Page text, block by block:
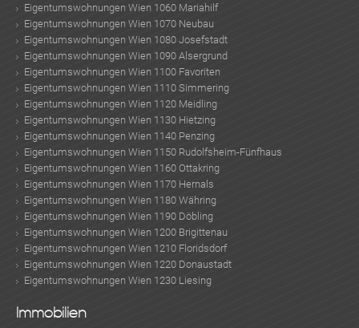
Eigentumswohnungen Wien 1060 Mariahilf
Eigentumswohnungen Wien 1070 Neubau
Eigentumswohnungen Wien 1080 Josefstadt
Eigentumswohnungen Wien 1090 Alsergrund
Eigentumswohnungen Wien 1100 Favoriten
Eigentumswohnungen Wien 1110 Simmering
Eigentumswohnungen Wien 1120 Meidling
Eigentumswohnungen Wien 1130 Hietzing
Eigentumswohnungen Wien 1140 Penzing
Eigentumswohnungen Wien 1150 Rudolfsheim-Fünfhaus
Eigentumswohnungen Wien 1160 Ottakring
Eigentumswohnungen Wien 1170 Hernals
Eigentumswohnungen Wien 1180 Währing
Eigentumswohnungen Wien 1190 Döbling
Eigentumswohnungen Wien 1200 Brigittenau
Eigentumswohnungen Wien 1210 Floridsdorf
Eigentumswohnungen Wien 1220 Donaustadt
Eigentumswohnungen Wien 1230 Liesing
Immobilien